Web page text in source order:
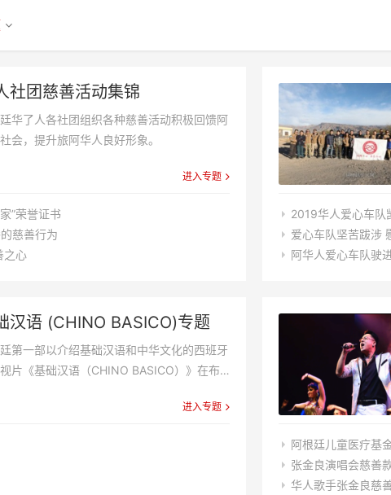
社团慈善活动集锦
华了人各社团组织各种慈善活动积极回馈阿
会，提升旅阿华人良好形象。
进入专题
”荣誉证书
慈善行为
之心
2019华人爱心车队
爱心车队坚苦跋涉
阿华人爱心车队驶
汉语 (CHINO BASICO)专题
第一部以介绍基础汉语和中华文化的西班牙
片《基础汉语（CHINO BASICO）》在布
，向阿根廷人和西班牙语系的人介绍汉语文
进入专题
阿根廷儿童医疗基
张金良演唱会慈善
华人歌手张金良慈